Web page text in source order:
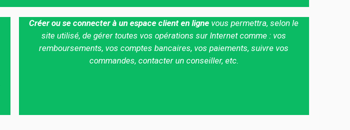
Créer ou se connecter à un espace client en ligne vous permettra, selon le
site utilisé, de gérer toutes vos opérations sur Internet comme : vos
remboursements, vos comptes bancaires, vos paiements, suivre vos
commandes, contacter un conseiller, etc.